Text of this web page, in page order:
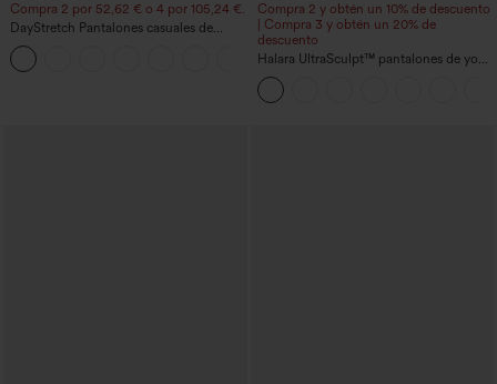
Compra 2 por 52,62 € o 4 por 105,24 €.
DayStretch Pantalones casuales de
cintura alta con pernera tipo barril y
bolsillos
+5
Compra 2 y obtén un 10% de descuento
| Compra 3 y obtén un 20% de
descuento
Halara UltraSculpt™ pantalones de yoga
holgados de talle alto con control
abdominal, rayas color block y bolsillos